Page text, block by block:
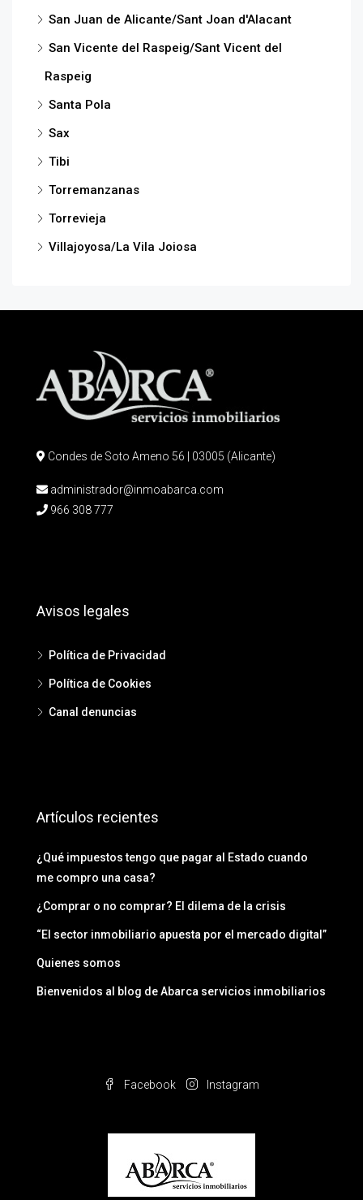
San Juan de Alicante/Sant Joan d'Alacant
San Vicente del Raspeig/Sant Vicent del
Raspeig
Santa Pola
Sax
Tibi
Torremanzanas
Torrevieja
Villajoyosa/La Vila Joiosa
Condes de Soto Ameno 56 | 03005 (Alicante)
administrador@inmoabarca.com
966 308 777
Avisos legales
Política de Privacidad
Política de Cookies
Canal denuncias
Artículos recientes
¿Qué impuestos tengo que pagar al Estado cuando
me compro una casa?
¿Comprar o no comprar? El dilema de la crisis
“El sector inmobiliario apuesta por el mercado digital”
Quienes somos
Bienvenidos al blog de Abarca servicios inmobiliarios
Facebook Instagram